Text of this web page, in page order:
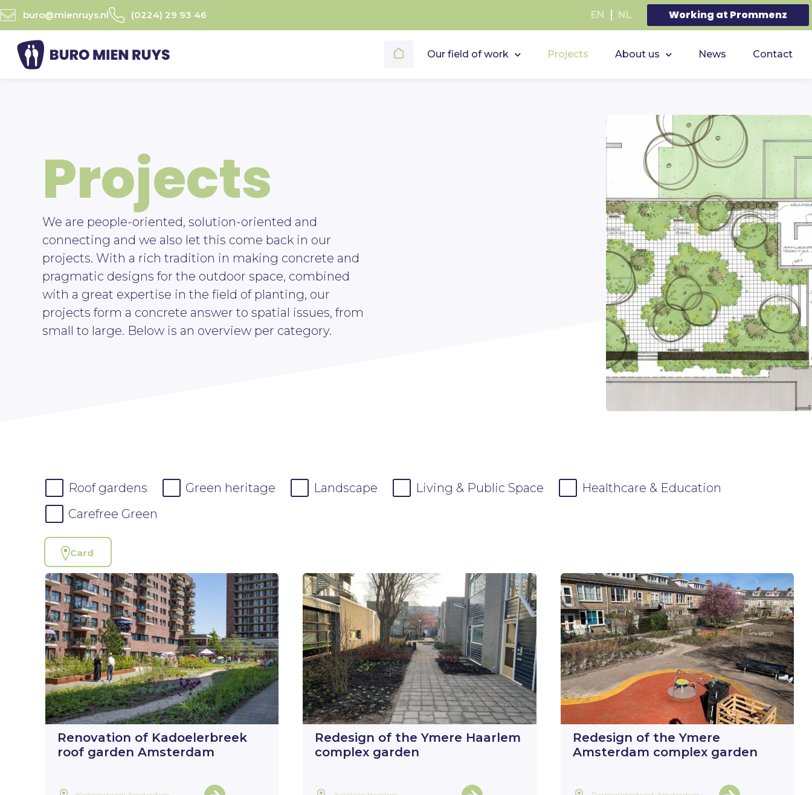
Ga
naar
inhoud
buro@mienruys.nl (0224) 29 93 46 EN NL Working at Prommenz
Our field of work Projects About us News Contact
Projects
We are people-oriented, solution-oriented and
connecting and we also let this come back in our
projects. With a rich tradition in making concrete and
pragmatic designs for the outdoor space, combined
with a great expertise in the field of planting, our
projects form a concrete answer to spatial issues, from
small to large. Below is an overview per category.
Roof gardens Green heritage Landscape Living & Public Space
Healthcare & Education
Carefree Green
Card
Renovation of Kadoelerbreek
roof garden Amsterdam
Redesign of the Ymere Haarlem
complex garden
Redesign of the Ymere
Amsterdam complex garden